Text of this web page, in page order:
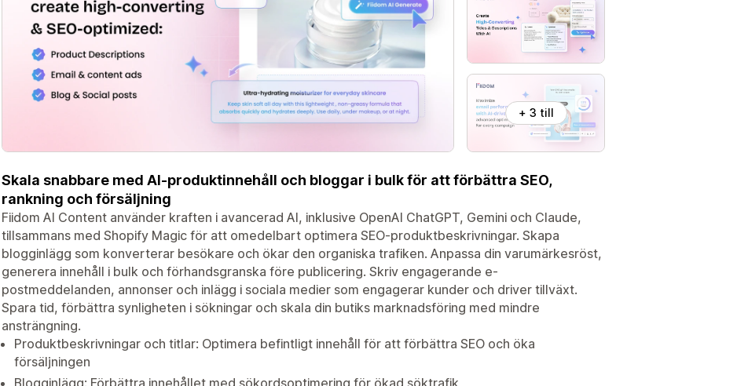
+ 3 till
Skala snabbare med AI-produktinnehåll och bloggar i bulk för att förbättra SEO,
rankning och försäljning
Fiidom AI Content använder kraften i avancerad AI, inklusive OpenAI ChatGPT, Gemini och Claude,
tillsammans med Shopify Magic för att omedelbart optimera SEO-produktbeskrivningar. Skapa
blogginlägg som konverterar besökare och ökar den organiska trafiken. Anpassa din varumärkesröst,
generera innehåll i bulk och förhandsgranska före publicering. Skriv engagerande e-
postmeddelanden, annonser och inlägg i sociala medier som engagerar kunder och driver tillväxt.
Spara tid, förbättra synligheten i sökningar och skala din butiks marknadsföring med mindre
ansträngning.
Produktbeskrivningar och titlar: Optimera befintligt innehåll för att förbättra SEO och öka
försäljningen
Blogginlägg: Förbättra innehållet med sökordsoptimering för ökad söktrafik